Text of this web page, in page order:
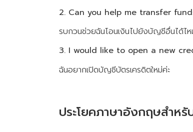
2. Can you help me transfer
รบกวนช่วยฉันโอนเงินไปยังบัญชีอื่นได้ไห
3. I would like to open a new
ฉันอยากเปิดบัญชีบัตรเครดิตใหม่ค่ะ
ประโยคภาษาอังกฤษสำหรั